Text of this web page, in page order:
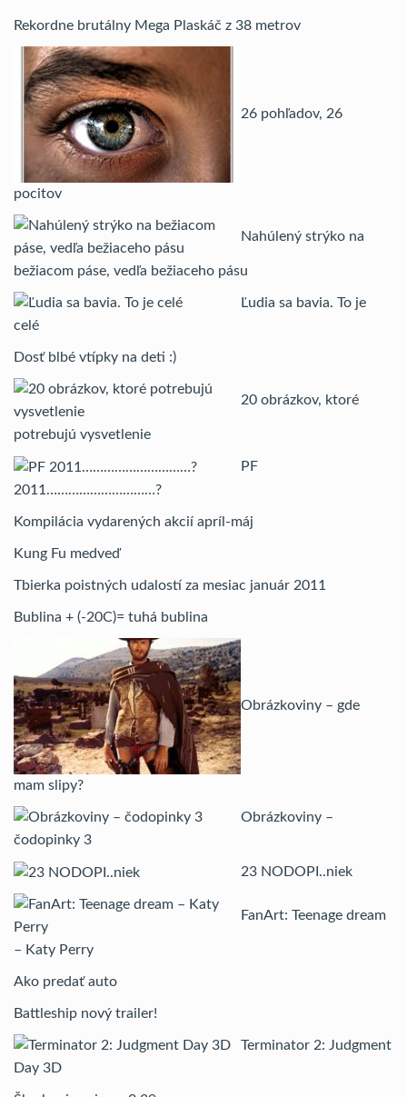
Rekordne brutálny Mega Plaskáč z 38 metrov
26 pohľadov, 26
pocitov
Nahúlený strýko na
bežiacom páse, vedľa bežiaceho pásu
Ľudia sa bavia. To je
celé
Dosť blbé vtípky na deti :)
20 obrázkov, ktoré
potrebujú vysvetlenie
PF
2011…………………………?
Kompilácia vydarených akcií apríl-máj
Kung Fu medveď
Tbierka poistných udalostí za mesiac január 2011
Bublina + (-20C)= tuhá bublina
Obrázkoviny – gde
mam slipy?
Obrázkoviny –
čodopinky 3
23 NODOPI..niek
FanArt: Teenage dream
– Katy Perry
Ako predať auto
Battleship nový trailer!
Terminator 2: Judgment
Day 3D